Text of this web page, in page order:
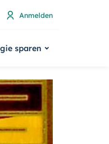
Anmelden
sparen